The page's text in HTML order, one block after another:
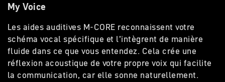
My Voice
Les aides auditives M-CORE reconnaissent votre
schéma vocal spécifique et l’intègrent de manière
fluide dans ce que vous entendez. Cela crée une
réflexion acoustique de votre propre voix qui facilite
la communication, car elle sonne naturellement.